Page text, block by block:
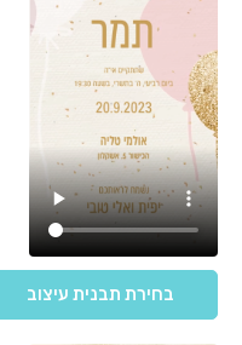
בחירת תבנית עיצוב